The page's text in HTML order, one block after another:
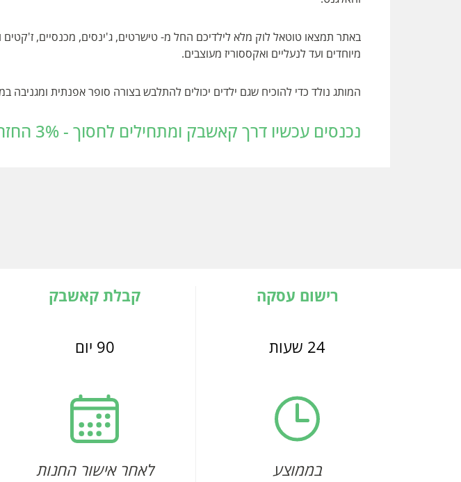
באתר תמצאו טוטאל לוק מלא לילדיכם החל מ- טישרטים, ג'ינסים, מכנסיים, ז'קטים
מיוחדים ועד לנעליים ואקססוריז מעוצבים.
המותג נולד כדי להוכיח שגם ילדים יכולים להתלבש בצורה סופר אפנתית ומגניבה
נכנסים עכשיו דרך קאשבק ומתחילים לחסוך - 3% החזר כספי
רישום עסקה
24 שעות
בממוצע
קבלת קאשבק
90 יום
לאחר אישור החנות